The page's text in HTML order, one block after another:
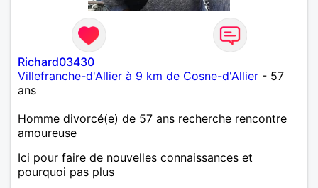
Richard03430
Villefranche-d'Allier à 9 km de Cosne-d'Allier - 57
ans
Homme divorcé(e) de 57 ans recherche rencontre
amoureuse
Ici pour faire de nouvelles connaissances et
pourquoi pas plus